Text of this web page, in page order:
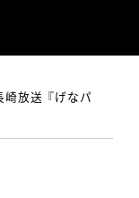
崎放送『げなパ